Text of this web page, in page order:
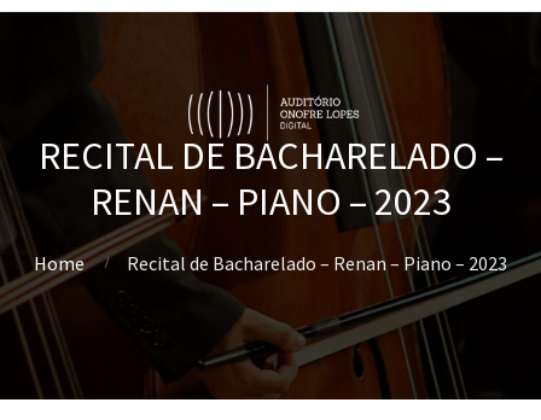
Acesso à informação
Legislação
Canais
RECITAL DE BACHARELADO –
RENAN – PIANO – 2023
Home Recital de Bacharelado – Renan – Piano – 2023